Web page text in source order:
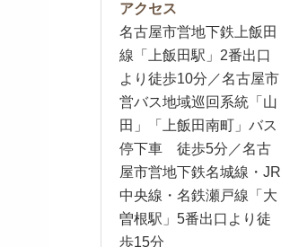
アクセス
名古屋市営地下鉄上飯田
線「上飯田駅」2番出口
より徒歩10分／名古屋市
営バス地域巡回系統「山
田」「上飯田南町」バス
停下車 徒歩5分／名古
屋市営地下鉄名城線・JR
中央線・名鉄瀬戸線「大
曽根駅」5番出口より徒
歩15分